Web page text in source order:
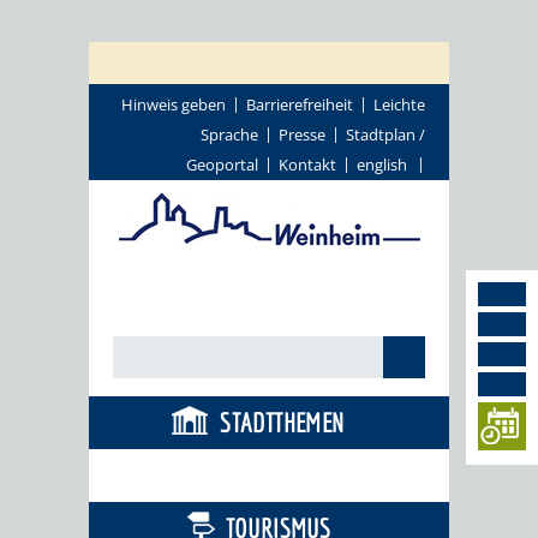
Hinweis geben Barrierefreiheit
Leichte
Sprache
Presse
Stadtplan /
Geoportal
Kontakt english
STADTTHEMEN
TOURISMUS